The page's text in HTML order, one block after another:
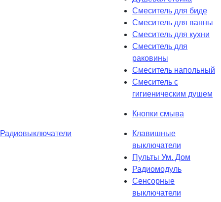
Смеситель для биде
Смеситель для ванны
Смеситель для кухни
Смеситель для
раковины
Смеситель напольный
Смеситель с
гигиеническим душем
Кнопки смыва
Радиовыключатели
Клавишные
выключатели
Пульты Ум. Дом
Радиомодуль
Сенсорные
выключатели